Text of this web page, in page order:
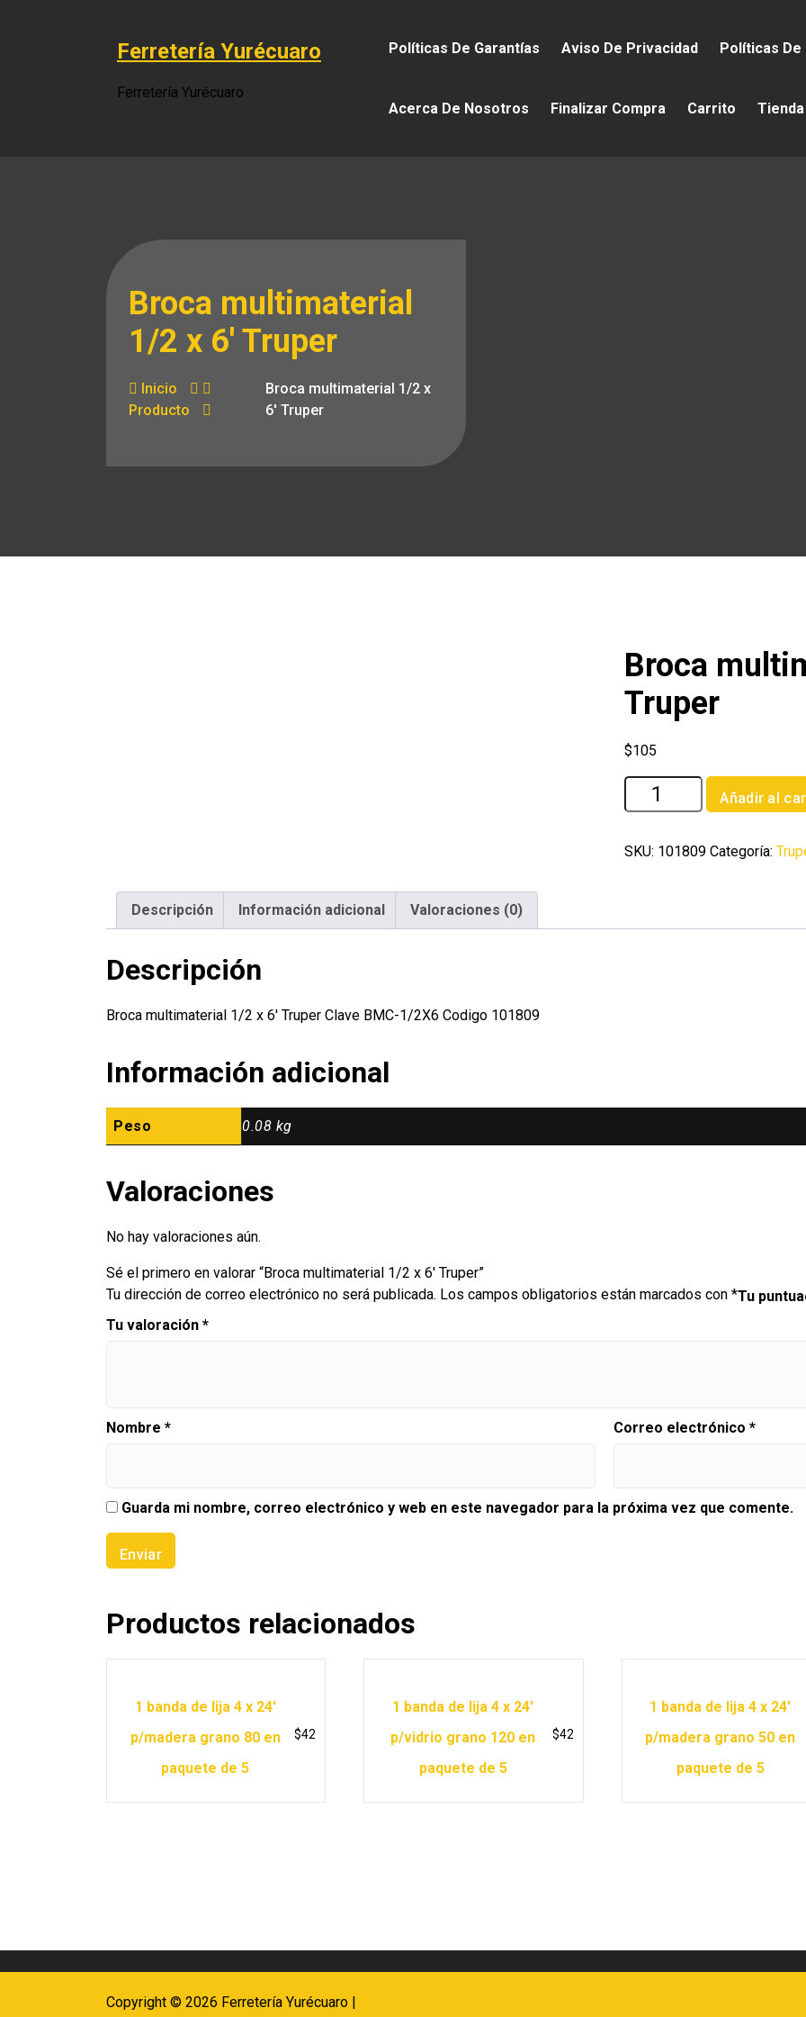
Ferretería Yurécuaro
Ferretería Yurécuaro
Políticas De Garantías Aviso De Privacidad Políticas De
Acerca De Nosotros Finalizar Compra Carrito
Broca multimaterial
1/2 x 6′ Truper
Inicio
Producto
Broca multimaterial 1/2 x
6′ Truper
Broca
Truper
$105
Broca
multimaterial
x
Añadir al
SKU: 101809 Categoría:
Descripción Información adicional Valoraciones (0)
Descripción
Broca multimaterial 1/2 x 6′ Truper Clave BMC-1/2X6 Codigo 101809
Información adicional
Peso 0.08 kg
Valoraciones
No hay valoraciones aún.
Sé el primero en valorar “Broca multimaterial 1/2 x 6′ Truper”
Tu dirección de correo electrónico no será publicada. Los campos obligatorios están marcados con *Tu
Tu valoración *
Nombre * Correo electrónico *
Guarda mi nombre, correo electrónico y web en este navegador para la próxima vez que comente.
Productos relacionados
1 banda de lija 4 x 24′
p/madera grano 80 en
paquete de 5
$42
1 banda de lija 4 x 24′
p/vidrio grano 120 en
paquete de 5
$42
1 banda de lija 4 x 24′
p/madera grano 50 en
paquete de 5
Copyright © 2026 Ferretería Yurécuaro |